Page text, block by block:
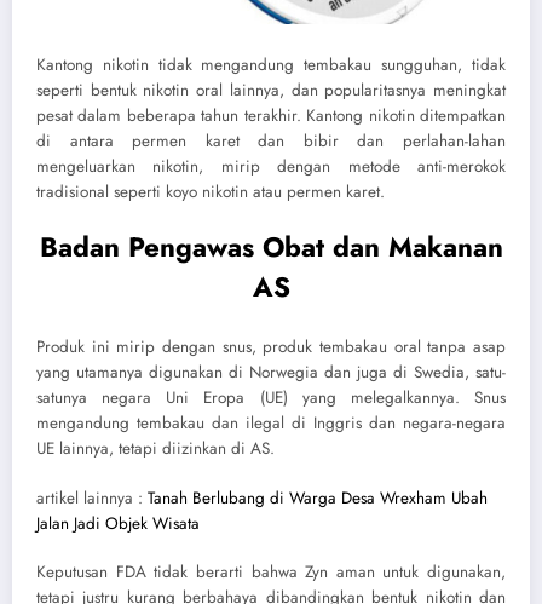
Kantong nikotin tidak mengandung tembakau sungguhan, tidak
seperti bentuk nikotin oral lainnya, dan popularitasnya meningkat
pesat dalam beberapa tahun terakhir. Kantong nikotin ditempatkan
di antara permen karet dan bibir dan perlahan-lahan
mengeluarkan nikotin, mirip dengan metode anti-merokok
tradisional seperti koyo nikotin atau permen karet.
Badan Pengawas Obat dan Makanan
AS
Produk ini mirip dengan snus, produk tembakau oral tanpa asap
yang utamanya digunakan di Norwegia dan juga di Swedia, satu-
satunya negara Uni Eropa (UE) yang melegalkannya. Snus
mengandung tembakau dan ilegal di Inggris dan negara-negara
UE lainnya, tetapi diizinkan di AS.
artikel lainnya : Tanah Berlubang di Warga Desa Wrexham Ubah
Jalan Jadi Objek Wisata
Keputusan FDA tidak berarti bahwa Zyn aman untuk digunakan,
tetapi justru kurang berbahaya dibandingkan bentuk nikotin dan